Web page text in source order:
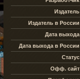
Издатель
Издатель в России
Дата выхода
Дата выхода в России
Статус
Офф. сайт